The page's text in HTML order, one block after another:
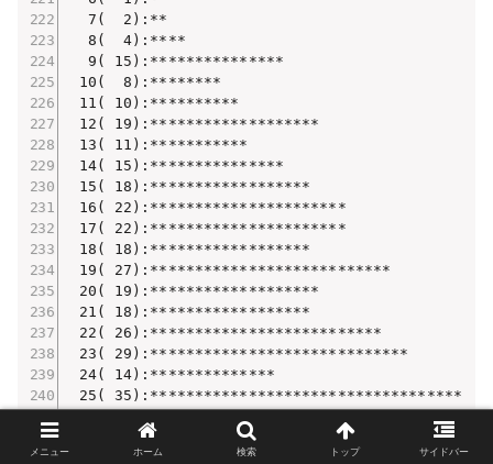
  7(  2):**
  8(  4):****
  9( 15):***************
10(  8):********
11( 10):**********
12( 19):*******************
13( 11):***********
14( 15):***************
15( 18):******************
16( 22):**********************
17( 22):**********************
18( 18):******************
19( 27):***************************
20( 19):*******************
21( 18):******************
22( 26):**************************
23( 29):*****************************
24( 14):**************
25( 35):***********************************
27( 36):************************************
28( 33):*********************************
メニュー ホーム 検索 トップ サイドバー